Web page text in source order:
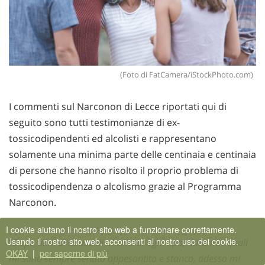
(Foto di FatCamera/iStockPhoto.com)
I commenti sul Narconon di Lecce riportati qui di
seguito sono tutti testimonianze di ex-
tossicodipendenti ed alcolisti e rappresentano
solamente una minima parte delle centinaia e centinaia
di persone che hanno risolto il proprio problema di
tossicodipendenza o alcolismo grazie al Programma
Narconon.
“Dopo anni di abuso di alcolici di ogni tipo, durante i quali
mi sono sempre sentito appesantito e stanco, adesso mi
I cookie aiutano il nostro sito web a funzionare correttamente.
Usando il nostro sito web, acconsenti al nostro uso dei cookie.
OKAY | per saperne di più